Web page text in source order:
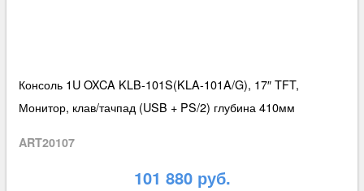
Консоль 1U OXCA KLB-101S(KLA-101A/G), 17″ TFT,
Монитор, клав/тачпад (USB + PS/2) глубина 410мм
ART20107
101 880 руб.